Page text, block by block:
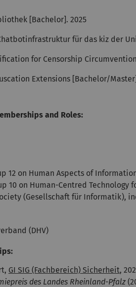
[Bachelor]. 2025
für das kiz der
for Censorship
Extensions [Bachelor/
and Roles:
12 on Human Aspects of
10 on Human-Centred
(Gesellschaft für Informatik),
(DHV)
GI SIG (Fachbereich) Sicherheit,
des Landes Rheinland-Pfalz